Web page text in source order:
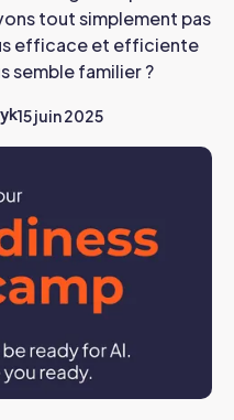
tout simplement pas
efficace et efficiente
semble familier ?
15 juin 2025